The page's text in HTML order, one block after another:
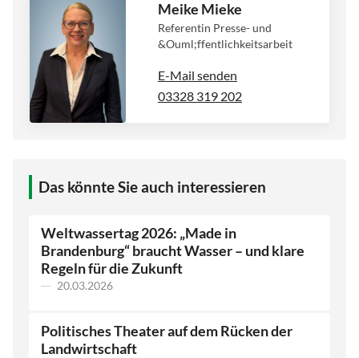
Meike Mieke
Referentin Presse- und
&Ouml;ffentlichkeitsarbeit
E-Mail senden
03328 319 202
Das könnte Sie auch interessieren
Weltwassertag 2026: „Made in
Brandenburg“ braucht Wasser – und klare
Regeln für die Zukunft
20.03.2026
Politisches Theater auf dem Rücken der
Landwirtschaft